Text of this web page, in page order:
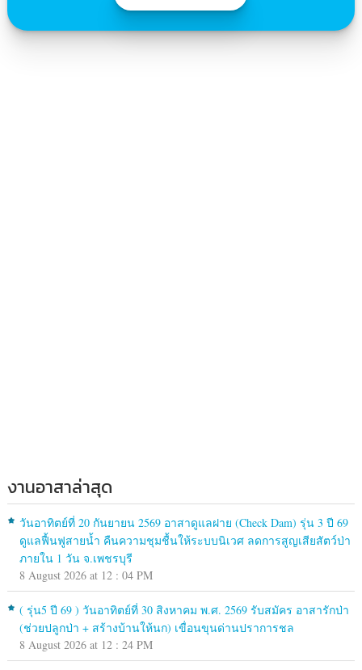
งานอาสาล่าสุด
วันอาทิตย์ที่ 20 กันยายน 2569 อาสาดูแลฝาย (Check Dam) รุ่น 3 ปี 69
ดูแลฟื้นฟูสายน้ำ คืนความชุมชื้นให้ระบบนิเวศ ลดการสูญเสียสัตว์ป่า
ภายใน 1 วัน จ.เพชรบุรี
8 August 2026 at 12 : 04 PM
( รุ่น5 ปี 69 ) วันอาทิตย์ที่ 30 สิงหาคม พ.ศ. 2569 รับสมัคร อาสารักป่า
(ช่วยปลูกป่า + สร้างบ้านให้นก) เขื่อนขุนด่านปราการชล
8 August 2026 at 12 : 24 PM